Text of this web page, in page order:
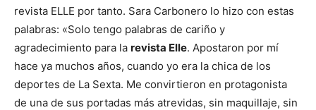
revista ELLE por tanto. Sara Carbonero lo hizo con estas
palabras: «Solo tengo palabras de cariño y
agradecimiento para la revista Elle. Apostaron por mí
hace ya muchos años, cuando yo era la chica de los
deportes de La Sexta. Me convirtieron en protagonista
de una de sus portadas más atrevidas, sin maquillaje, sin